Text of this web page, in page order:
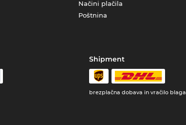
Načini plačila
Poštnina
Shipment
brezplačna dobava in vračilo blaga